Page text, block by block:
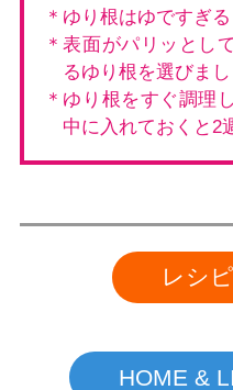
＊ゆり根はゆですぎ
＊表面がパリッとし
るゆり根を選びまし
＊ゆり根をすぐ調理
中に入れておくと2
レシ
HOME &